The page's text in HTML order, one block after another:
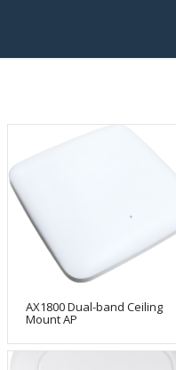
AX1800 Dual-band Ceiling
Mount AP